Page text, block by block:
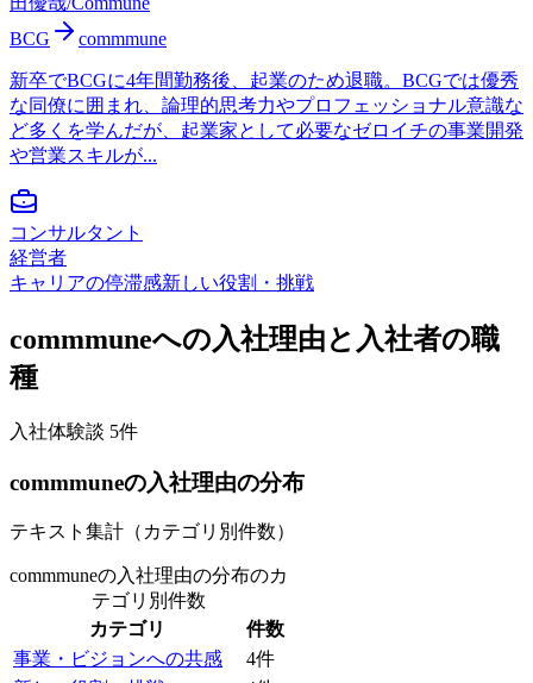
BCG
commmune
新卒でBCGに4年間勤務後、起業のため退職。BCGでは優秀
な同僚に囲まれ、論理的思考力やプロフェッショナル意識な
ど多くを学んだが、起業家として必要なゼロイチの事業開発
や営業スキルが...
コンサルタント
経営者
キャリアの停滞感新しい役割・挑戦
commmuneへの入社理由と入社者の職
種
入社体験談 5件
commmuneの入社理由の分布
テキスト集計（カテゴリ別件数）
commmuneの入社理由の分布のカ
テゴリ別件数
カテゴリ
件数
事業・ビジョンへの共感
4件